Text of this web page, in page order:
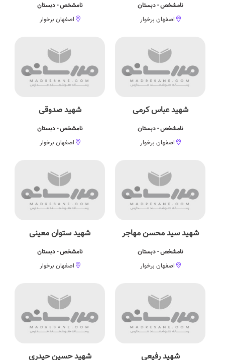
نامشخص - دبستان
اصفهان برخوار
نامشخص - دبستان
اصفهان برخوار
شهید عباس کرمی
نامشخص - دبستان
اصفهان برخوار
شهید صدوقی
نامشخص - دبستان
اصفهان برخوار
شهید سید محسن مهاجر
نامشخص - دبستان
اصفهان برخوار
شهید ستوان معینی
نامشخص - دبستان
اصفهان برخوار
شهید رفیعی شهید حسین حیدری